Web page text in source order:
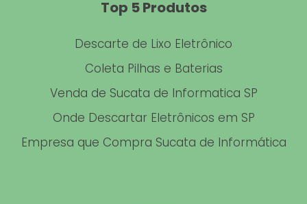
COLETA DE SUCATA E MATERIAL FERROSO
COLETA DE ALUMÍNIO
DESCARTE DE COSMÉTICOS
DESCARTE DE DATA CENTERS
Top 5 Produtos
Descarte de Lixo Eletrônico
Coleta Pilhas e Baterias
Venda de Sucata de Informatica SP
Onde Descartar Eletrônicos em SP
Empresa que Compra Sucata de Informática